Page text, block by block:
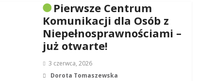
Pierwsze Centrum
Komunikacji dla Osób z
Niepełnosprawnościami –
już otwarte!
3 czerwca, 2026
Dorota Tomaszewska